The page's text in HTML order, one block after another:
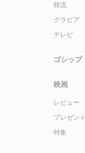
韓流
グラビア
テレビ
ゴシップ
映画
レビュー
プレゼント
特集